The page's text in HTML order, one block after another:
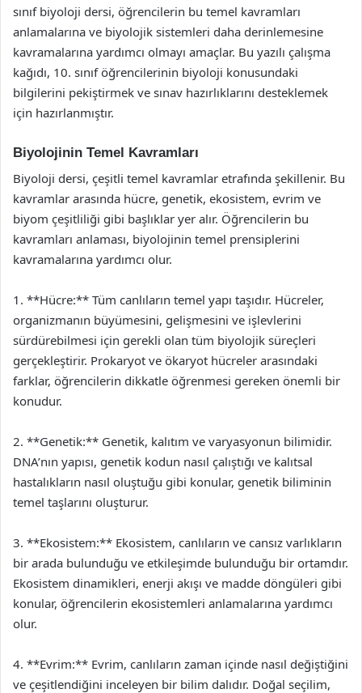
sınıf biyoloji dersi, öğrencilerin bu temel kavramları
anlamalarına ve biyolojik sistemleri daha derinlemesine
kavramalarına yardımcı olmayı amaçlar. Bu yazılı çalışma
kağıdı, 10. sınıf öğrencilerinin biyoloji konusundaki
bilgilerini pekiştirmek ve sınav hazırlıklarını desteklemek
için hazırlanmıştır.
Biyolojinin Temel Kavramları
Biyoloji dersi, çeşitli temel kavramlar etrafında şekillenir. Bu
kavramlar arasında hücre, genetik, ekosistem, evrim ve
biyom çeşitliliği gibi başlıklar yer alır. Öğrencilerin bu
kavramları anlaması, biyolojinin temel prensiplerini
kavramalarına yardımcı olur.
1. **Hücre:** Tüm canlıların temel yapı taşıdır. Hücreler,
organizmanın büyümesini, gelişmesini ve işlevlerini
sürdürebilmesi için gerekli olan tüm biyolojik süreçleri
gerçekleştirir. Prokaryot ve ökaryot hücreler arasındaki
farklar, öğrencilerin dikkatle öğrenmesi gereken önemli bir
konudur.
2. **Genetik:** Genetik, kalıtım ve varyasyonun bilimidir.
DNA’nın yapısı, genetik kodun nasıl çalıştığı ve kalıtsal
hastalıkların nasıl oluştuğu gibi konular, genetik biliminin
temel taşlarını oluşturur.
3. **Ekosistem:** Ekosistem, canlıların ve cansız varlıkların
bir arada bulunduğu ve etkileşimde bulunduğu bir ortamdır.
Ekosistem dinamikleri, enerji akışı ve madde döngüleri gibi
konular, öğrencilerin ekosistemleri anlamalarına yardımcı
olur.
4. **Evrim:** Evrim, canlıların zaman içinde nasıl değiştiğini
ve çeşitlendiğini inceleyen bir bilim dalıdır. Doğal seçilim,